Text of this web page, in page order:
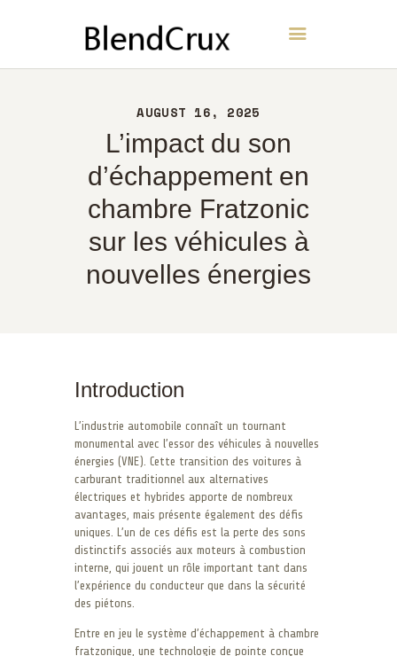
AUGUST 16, 2025
L’impact du son
d’échappement en
chambre Fratzonic
sur les véhicules à
nouvelles énergies
BlendCrux
ACCUEIL
À PROPOS
CONTACT
POLITIQUE
FRANÇAIS
Introduction
L’industrie automobile connaît un tournant
monumental avec l’essor des véhicules à nouvelles
énergies (VNE). Cette transition des voitures à
carburant traditionnel aux alternatives
électriques et hybrides apporte de nombreux
avantages, mais présente également des défis
uniques. L’un de ces défis est la perte des sons
distinctifs associés aux moteurs à combustion
interne, qui jouent un rôle important tant dans
l’expérience du conducteur que dans la sécurité
des piétons.
Entre en jeu le système d’échappement à chambre
fratzonique, une technologie de pointe conçue